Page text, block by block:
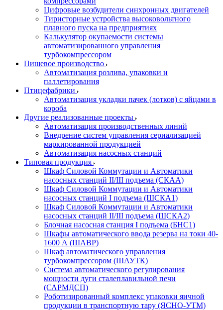
Цифровые возбудители синхронных двигателей
Тиристорные устройства высоковольтного
плавного пуска на предприятиях
Калькулятор окупаемости системы
автоматизированного управления
турбокомпрессором
Пищевое производство
Автоматизация розлива, упаковки и
паллетирования
Птицефабрики
Автоматизация укладки пачек (лотков) с яйцами в
короба
Другие реализованные проекты
Автоматизация производственных линий
Внедрение систем управления сериализацией
маркированной продукцией
Автоматизация насосных станций
Типовая продукция
Шкаф Силовой Коммутации и Автоматики
насосных станций II/III подъема (СКАА)
Шкаф Силовой Коммутации и Автоматики
насосных станций I подъема (ШСКА1)
Шкаф Силовой Коммутации и Автоматики
насосных станций II/III подъема (ШСКА2)
Блочная насосная станция I подъема (БНС1)
Шкафы автоматического ввода резерва на токи 40-
1600 А (ШАВР)
Шкаф автоматического управления
турбокомпрессором (ШАУТК)
Система автоматического регулирования
мощности дуги сталеплавильной печи
(САРМДСП)
Роботизированный комплекс упаковки яичной
продукции в транспортную тару (ЯСНО-УТМ)